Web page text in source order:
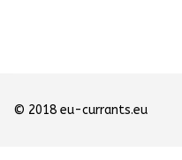
© 2018 eu-currants.eu